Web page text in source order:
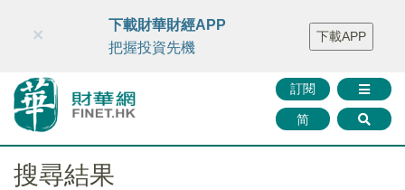
財華智庫網 FINTV FINMETA 財華證券 媒體矩陣
智庫沙龍
聯絡我們
訂閱
简
×
下載財華財經APP
把握投資先機
下載APP
搜尋結果